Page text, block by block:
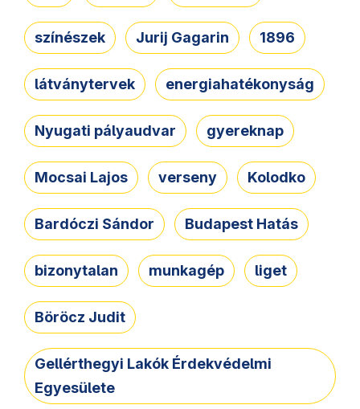
színészek Jurij Gagarin 1896
látványtervek energiahatékonyság
Nyugati pályaudvar gyereknap
Mocsai Lajos verseny Kolodko
Bardóczi Sándor Budapest Hatás
bizonytalan munkagép liget
Böröcz Judit
Gellérthegyi Lakók Érdekvédelmi
Egyesülete